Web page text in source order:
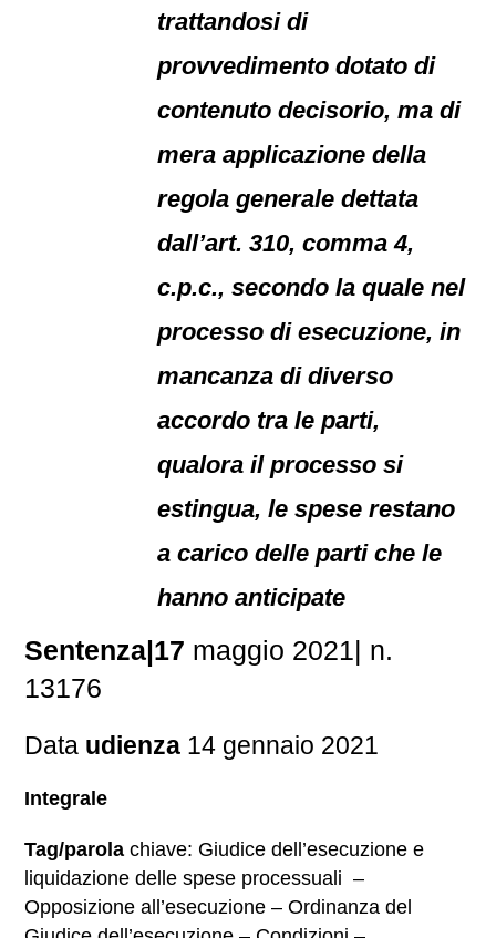
trattandosi di
provvedimento dotato di
contenuto decisorio, ma di
mera applicazione della
regola generale dettata
dall’art. 310, comma 4,
c.p.c., secondo la quale nel
processo di esecuzione, in
mancanza di diverso
accordo tra le parti,
qualora il processo si
estingua, le spese restano
a carico delle parti che le
hanno anticipate
Sentenza|17 maggio 2021| n.
13176
Data udienza 14 gennaio 2021
Integrale
Tag/parola chiave: Giudice dell’esecuzione e
liquidazione delle spese processuali –
Opposizione all’esecuzione – Ordinanza del